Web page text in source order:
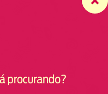
procurando?